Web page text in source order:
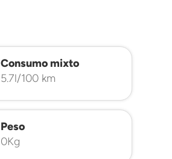
Consumo mixto
5.7l/100 km
Peso
0Kg